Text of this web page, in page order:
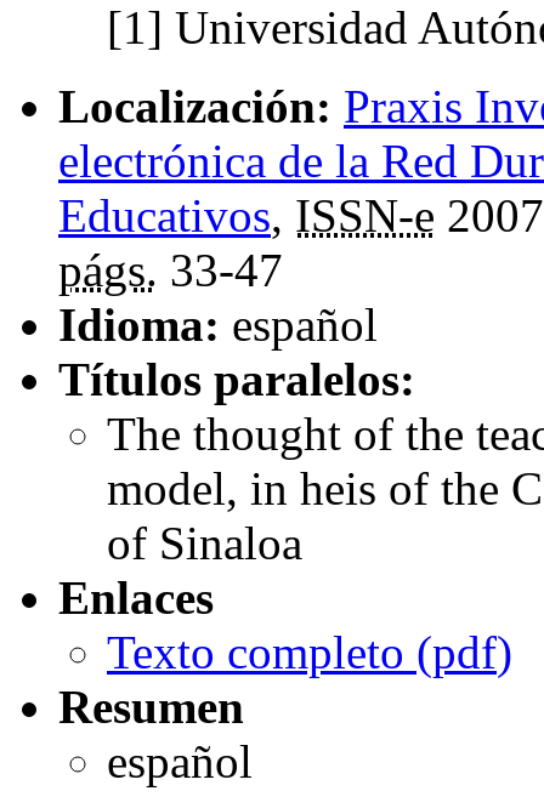
[1] Universidad
Localización: Praxis
electrónica de la Red
Educativos, ISSN-e
págs. 33-47
Idioma: español
Títulos paralelos:
The thought of the
model, in heis of the
of Sinaloa
Enlaces
Texto completo (pdf)
Resumen
español